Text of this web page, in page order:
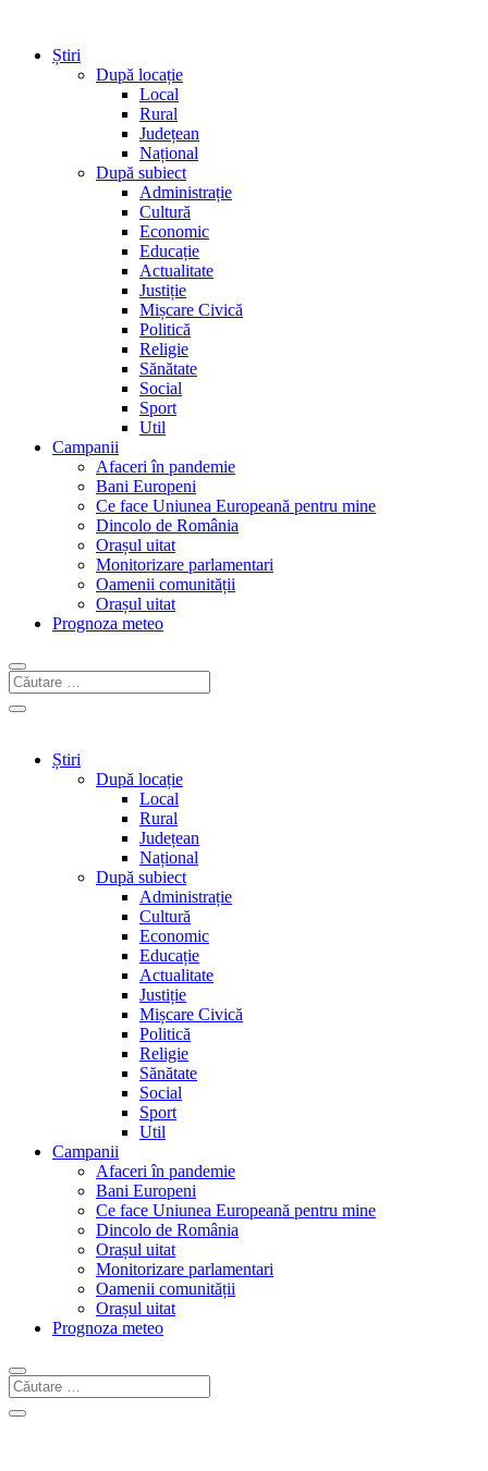
Știri
După locație
Local
Rural
Județean
Național
După subiect
Administrație
Cultură
Economic
Educație
Actualitate
Justiție
Mișcare Civică
Politică
Religie
Sănătate
Social
Sport
Util
Campanii
Afaceri în pandemie
Bani Europeni
Ce face Uniunea Europeană pentru mine
Dincolo de România
Orașul uitat
Monitorizare parlamentari
Oamenii comunității
Orașul uitat
Prognoza meteo
Știri
După locație
Local
Rural
Județean
Național
După subiect
Administrație
Cultură
Economic
Educație
Actualitate
Justiție
Mișcare Civică
Politică
Religie
Sănătate
Social
Sport
Util
Campanii
Afaceri în pandemie
Bani Europeni
Ce face Uniunea Europeană pentru mine
Dincolo de România
Orașul uitat
Monitorizare parlamentari
Oamenii comunității
Orașul uitat
Prognoza meteo